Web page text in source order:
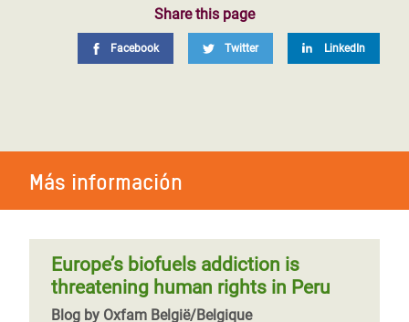
Share this page
Facebook Twitter LinkedIn
Más información
Europe’s biofuels addiction is
threatening human rights in Peru
Blog by Oxfam België/Belgique